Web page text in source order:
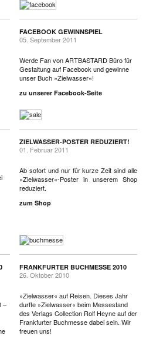
FACEBOOK GEWINNSPIEL
05. September 2011
Werde Fan von ARTBASTARD Büro für
Gestaltung auf Facebook und gewinne
unser Buch »Zielwasser«!
zu unserer Facebook-Seite
ZIELWASSER-POSTER REDUZIERT!
01. Februar 2011
Ab sofort und nur für kurze Zeit sind alle
»Zielwasser«-Poster in unserem Shop
reduziert.
zum Shop
–
FRANKFURTER BUCHMESSE 2010
26. Oktober 2010
»Zielwasser« auf Reisen. Dieses Jahr
durfte »Zielwasser« beim Messestand
des Verlags Collection Rolf Heyne auf der
Frankfurter Buchmesse dabei sein. Wir
freuen uns!